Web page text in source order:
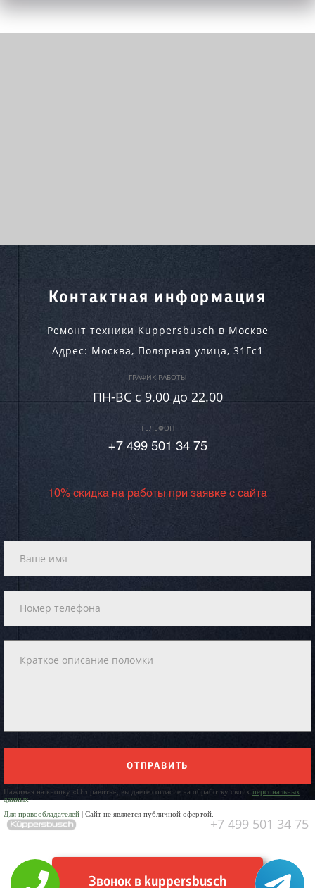
Контактная информация
Ремонт техники Kuppersbusch в Москве
Адрес: Москва, Полярная улица, 31Гс1
ГРАФИК РАБОТЫ
ПН-ВC c 9.00 до 22.00
ТЕЛЕФОН
+7 499 501 34 75
10% скидка на работы при заявке с сайта
ОТПРАВИТЬ
Нажимая на кнопку «Отправить», вы даете согласие на обработку своих персональных
данных
Для правообладателей | Сайт не является публичной офертой.
+7 499 501 34 75
Звонок в kuppersbusch